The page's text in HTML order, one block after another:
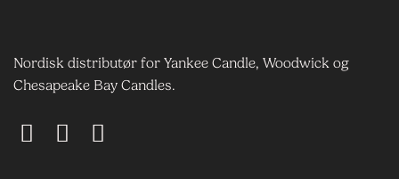
Nordisk distributør for Yankee Candle, Woodwick og
Chesapeake Bay Candles.